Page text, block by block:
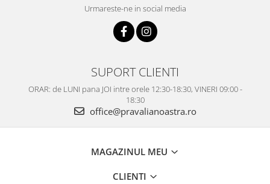
Urmareste-ne in social media
SUPORT CLIENTI
ORAR: de LUNI pana JOI intre orele 12:30-18:30, VINERI 09:00 -
18:30
office@pravalianoastra.ro
MAGAZINUL MEU
CLIENTI